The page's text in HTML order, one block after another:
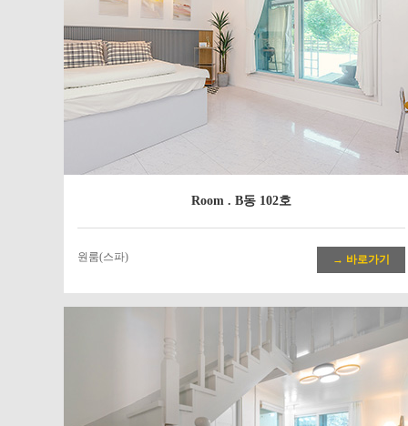
Room . B동 102호
원룸(스파) → 바로가기